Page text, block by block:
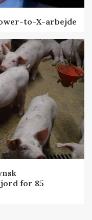
to-X-arbejde
for 85